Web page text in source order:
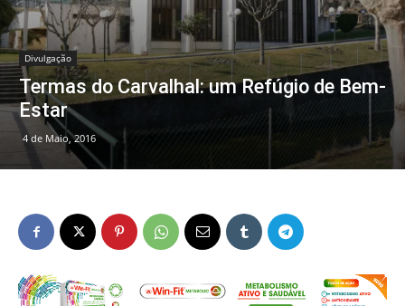
Divulgação
Termas do Carvalhal: um Refúgio de Bem-
Estar
4 de Maio, 2016